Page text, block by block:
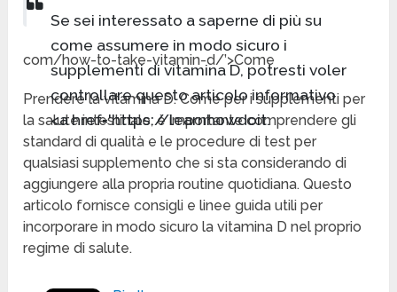
Se sei interessato a saperne di più su
come assumere in modo sicuro i
supplementi di vitamina D, potresti voler
controllare questo articolo informativo
<a href='https://learnhowdoit.
com/how-to-take-vitamin-d/’>Come
Prendere la vitamina D. Come per i supplementi per
la salute intestinale, è importante comprendere gli
standard di qualità e le procedure di test per
qualsiasi supplemento che si sta considerando di
aggiungere alla propria routine quotidiana. Questo
articolo fornisce consigli e linee guida utili per
incorporare in modo sicuro la vitamina D nel proprio
regime di salute.